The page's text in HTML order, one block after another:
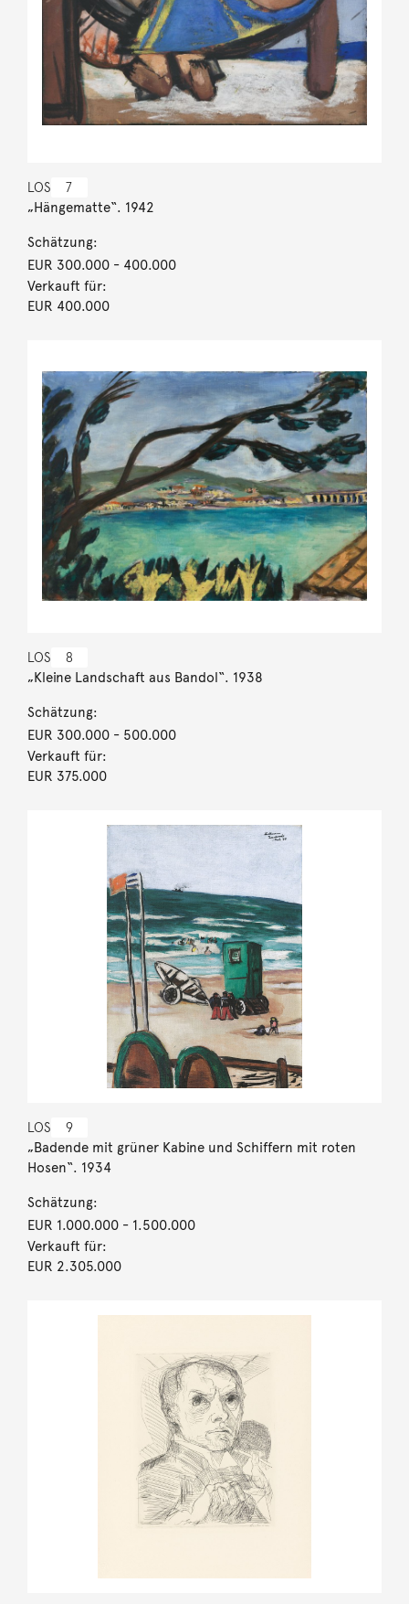
LOS 7
„Hängematte“. 1942
Schätzung:
EUR 300.000- 400.000
Verkauft für:
EUR 400.000
LOS 8
„Kleine Landschaft aus Bandol“. 1938
Schätzung:
EUR 300.000- 500.000
Verkauft für:
EUR 375.000
LOS 9
„Badende mit grüner Kabine und Schiffern mit roten
Hosen“. 1934
Schätzung:
EUR 1.000.000- 1.500.000
Verkauft für:
EUR 2.305.000